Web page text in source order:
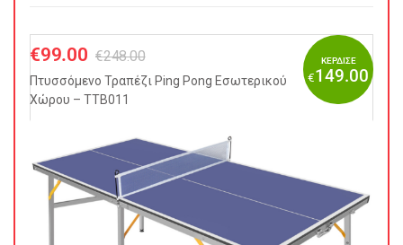
€99.00 €248.00
Πτυσσόμενo Τραπέζι Ping Pong Εσωτερικού
Χώρου – TTB011
ΚΕΡΔΙΣΕ
€149.00